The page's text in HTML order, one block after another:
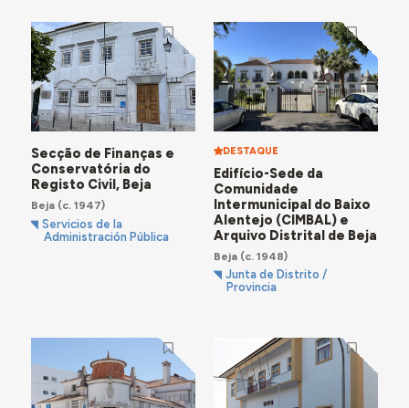
Secção de Finanças e
Conservatória do
Registo Civil, Beja
Beja(c. 1947)
Servicios de la
Administración Pública
DESTAQUE
Edifício-Sede da
Comunidade
Intermunicipal do Baixo
Alentejo (CIMBAL) e
Arquivo Distrital de Beja
Beja(c. 1948)
Junta de Distrito /
Provincia